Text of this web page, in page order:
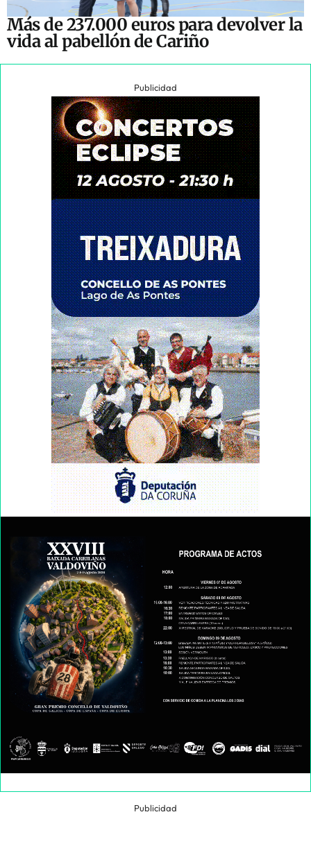
Más de 237.000 euros para devolver la
vida al pabellón de Cariño
Publicidad
Publicidad